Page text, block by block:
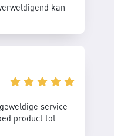
kan
service
product tot